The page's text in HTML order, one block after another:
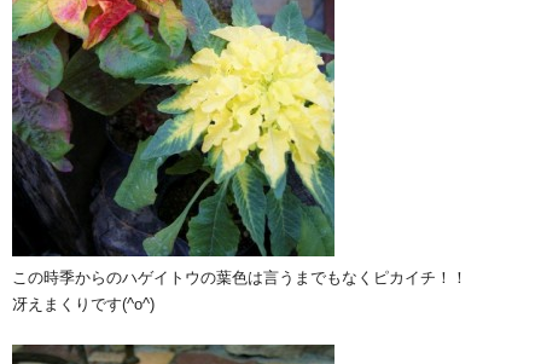
この時季からのハゲイトウの葉色は言うまでもなくピカイチ！！
冴えまくりです(^o^)